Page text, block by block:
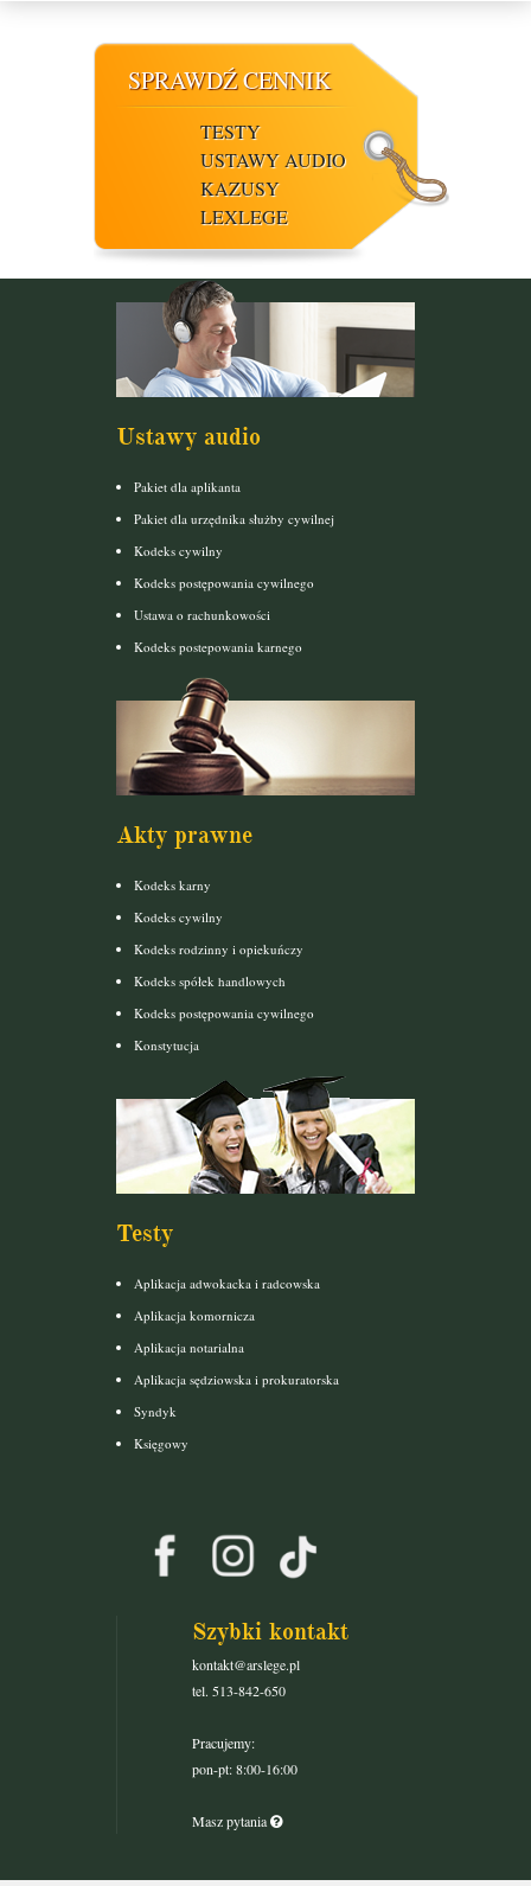
SPRAWDŹ CENNIK
TESTY
USTAWY AUDIO
KAZUSY
LEXLEGE
Ustawy audio
Pakiet dla aplikanta
Pakiet dla urzędnika służby cywilnej
Kodeks cywilny
Kodeks postępowania cywilnego
Ustawa o rachunkowości
Kodeks postepowania karnego
Akty prawne
Kodeks karny
Kodeks cywilny
Kodeks rodzinny i opiekuńczy
Kodeks spółek handlowych
Kodeks postępowania cywilnego
Konstytucja
Testy
Aplikacja adwokacka i radcowska
Aplikacja komornicza
Aplikacja notarialna
Aplikacja sędziowska i prokuratorska
Syndyk
Księgowy
Szybki kontakt
kontakt@arslege.pl
tel. 513-842-650
Pracujemy:
pon-pt: 8:00-16:00
Masz pytania